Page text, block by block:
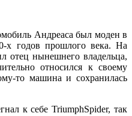
Андреаса был моден в
х годов прошлого века. На
отец нынешнего владельца,
относился к своему
то машина и сохранилась
к себе TriumphSpider, так